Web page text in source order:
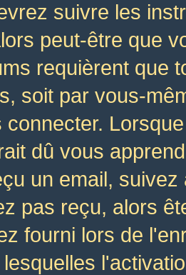
suivre les
peut-être que
requièrent que
soit par vous-
connecter.
dû vous
un email,
pas reçu, alors
fourni lors de